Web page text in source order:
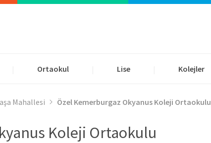
Ortaokul Lise Kolejler
Mahallesi Özel Kemerburgaz Okyanus Koleji Ortaokulu
Koleji Ortaokulu